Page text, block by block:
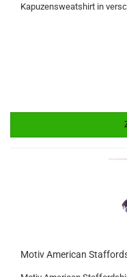
Kapuzensweatshirt in
Motiv American